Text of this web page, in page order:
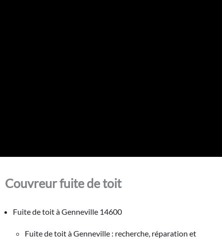
Couvreur fuite de toit
Fuite de toit à Genneville 14600
Fuite de toit à Genneville : recherche, réparation et